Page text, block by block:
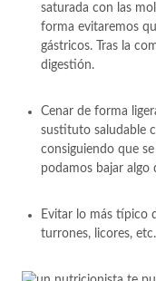
saturada con las
forma evitaremos
gástricos. Tras la
digestión.
Cenar de forma
sustituto saludable
consiguiendo que
podamos bajar algo
Evitar lo más típico
turrones, licores,